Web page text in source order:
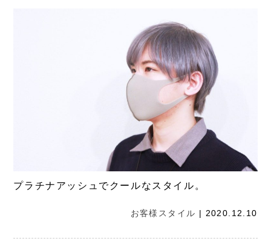
プラチナアッシュでクールなスタイル。
お客様スタイル | 2020.12.10